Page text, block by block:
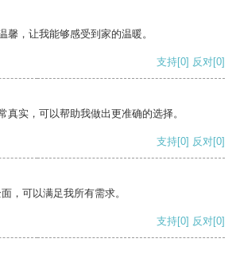
馨，让我能够感受到家的温暖。
支持[0] 反对[0]
真实，可以帮助我做出更准确的选择。
支持[0] 反对[0]
，可以满足我所有需求。
支持[0] 反对[0]